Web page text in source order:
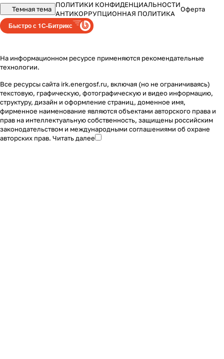
Темная тема
ПОЛИТИКИ КОНФИДЕНЦИАЛЬНОСТИ
АНТИКОРРУПЦИОННАЯ ПОЛИТИКА
Оферта
Быстро с 1С-Битрикс
На информационном ресурсе применяются рекомендательные
технологии.
Все ресурсы сайта irk.energosf.ru, включая (но не ограничиваясь)
текстовую, графическую, фотографическую и видео информацию,
структуру, дизайн и оформление страниц, доменное имя,
фирменное наименование являются объектами авторского права и
прав на интеллектуальную собственность, защищены российским
законодательством и международными соглашениями об охране
авторских прав. Читать далее